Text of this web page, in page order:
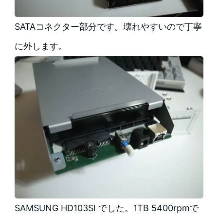
SATAコネクター部分です。壊れやすいので丁寧
に外します。
SAMSUNG HD103SI でした。1TB 5400rpmで